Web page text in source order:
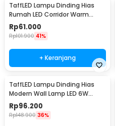
TaffLED Lampu Dinding Hias
Rumah LED Corridor Warm
White 3000K 6W 29cm - F0011
Rp61.000
Rp101.900 41%
+ Keranjang
TaffLED Lampu Dinding Hias
Modern Wall Lamp LED 6W
Warm White 85-265V -
WLA8286
Rp96.200
Rp148.900 36%